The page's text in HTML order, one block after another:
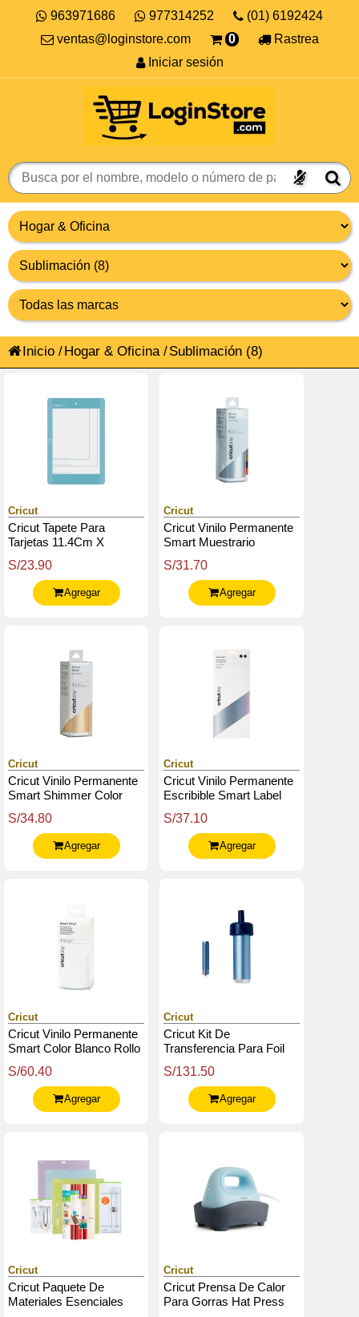
963971686 977314252
(01) 6192424
ventas@loginstore.com
0
Rastrea
Iniciar sesión
Inicio /Hogar & Oficina /Sublimación (8)
Cricut
Cricut Tapete Para
Tarjetas 11.4Cm X
Cricut Joy
S/23.90
Agregar
Cricut
Cricut Vinilo Permanente
Smart Muestrario
30.4Cm
S/31.70
Agregar
Cricut
Cricut Vinilo Permanente
Smart Shimmer Color
S/34.80
Agregar
Cricut
Cricut Vinilo Permanente
Escribible Smart Label
33Cm
S/37.10
Agregar
Cricut
Cricut Vinilo Permanente
Smart Color Blanco Rollo
3M
S/60.40
Agregar
Cricut
Cricut Kit De
Transferencia Para Foil
Joy
S/131.50
Agregar
Cricut
Cricut Paquete De
Materiales Esenciales
Cricut
Cricut Prensa De Calor
Para Gorras Hat Press